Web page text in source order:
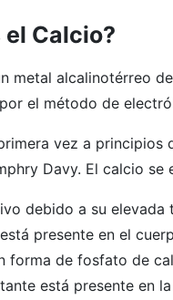
el Calcio?
metal alcalinotérreo
el método de
vez a principios
Davy. El calcio se
debido a su elevada
presente en el
forma de fosfato de
está presente en